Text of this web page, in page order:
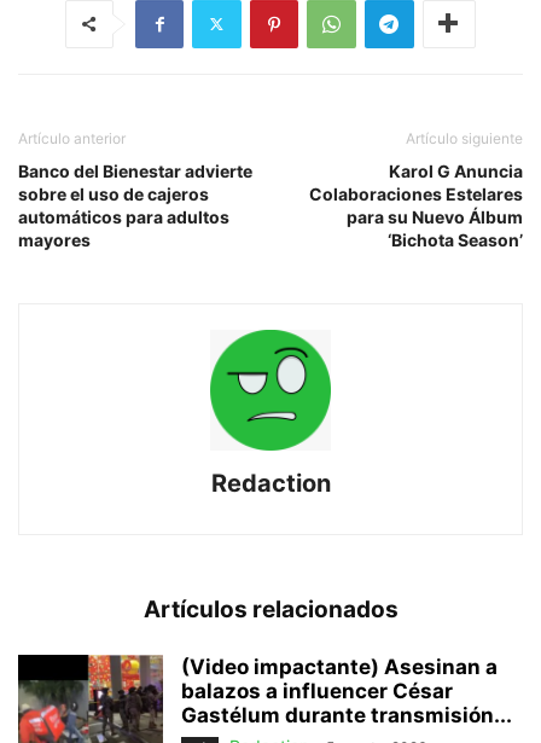
Artículo anterior
Banco del Bienestar advierte
sobre el uso de cajeros
automáticos para adultos
mayores
Artículo siguiente
Karol G Anuncia
Colaboraciones Estelares
para su Nuevo Álbum
‘Bichota Season’
Redaction
Artículos relacionados
(Video impactante) Asesinan a
balazos a influencer César
Gastélum durante transmisión...